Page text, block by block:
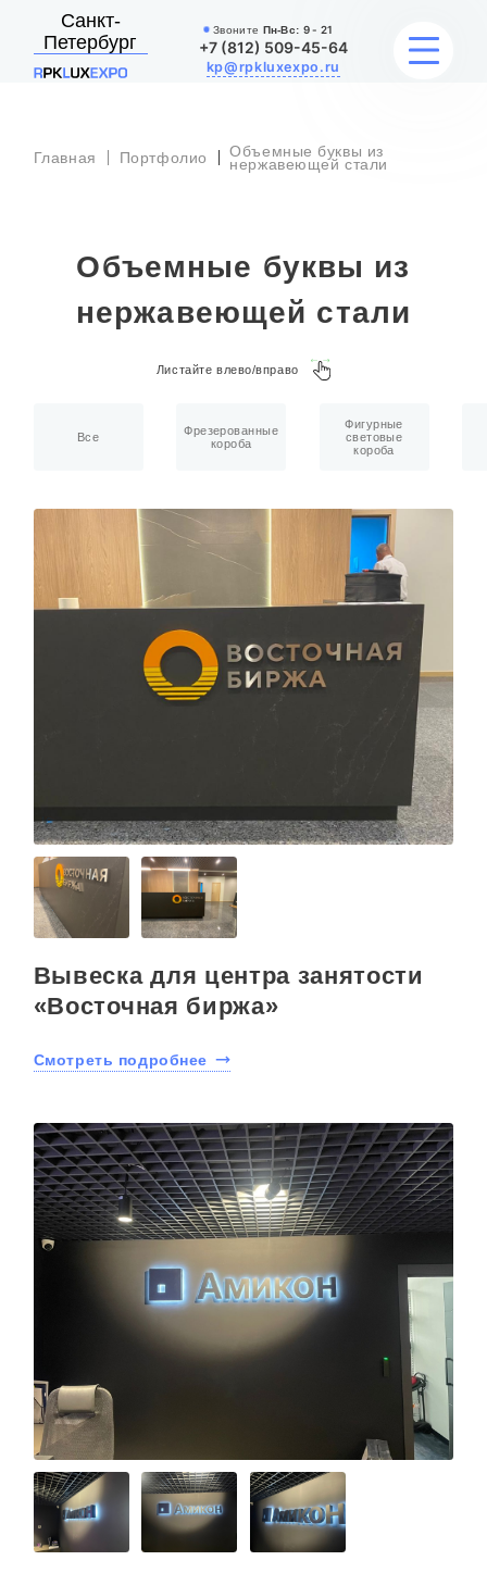
Санкт-
Петербург
Звоните Пн-Вс: 9 - 21
+7 (812) 509-45-64
kp@rpkluxexpo.ru
УСЛУГИ
АКЦИИ
БЛОГ
О КОМПАНИИ
Главная Портфолио Объемные буквы из
нержавеющей стали
Объемные буквы из
нержавеющей стали
Листайте влево/вправо
Все
Фрезерованные
короба
Фигурные
световые
короба
Вывеска для центра занятости
«Восточная биржа»
Смотреть подробнее